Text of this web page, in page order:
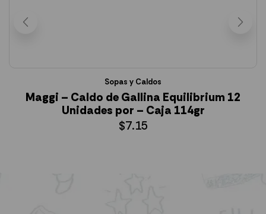
Sopas y Caldos
Maggi – Caldo de Gallina Equilibrium 12
Unidades por – Caja 114gr
$7.15